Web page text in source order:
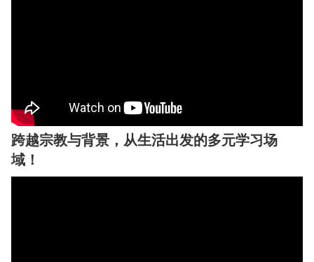
跨越宗教与背景，从生活出发的多元学习场
域！